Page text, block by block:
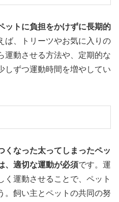
ットに負担をかけずに長期的
ば、トリーツやお気に入りの
運動させる方法や、定期的な
しずつ運動時間を増やしてい
くなった太ってしまったペッ
、適切な運動が必須です。運
く運動させることで、ペット
。飼い主とペットの共同の努